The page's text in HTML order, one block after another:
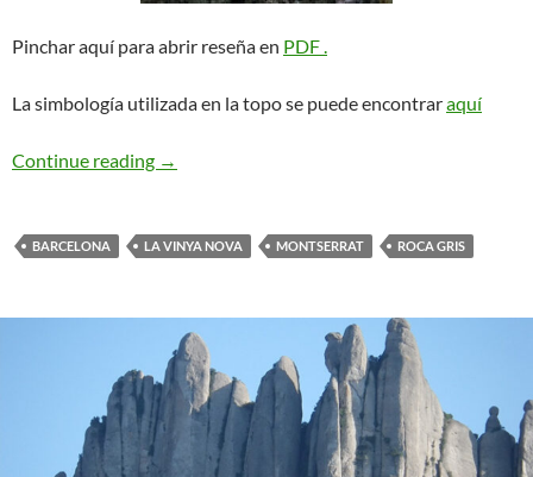
Pinchar aquí para abrir reseña en PDF .
La simbología utilizada en la topo se puede encontraraquí
Continue reading G.E.M. Roca Gris
→
BARCELONA LA VINYA NOVA MONTSERRAT ROCA GRIS